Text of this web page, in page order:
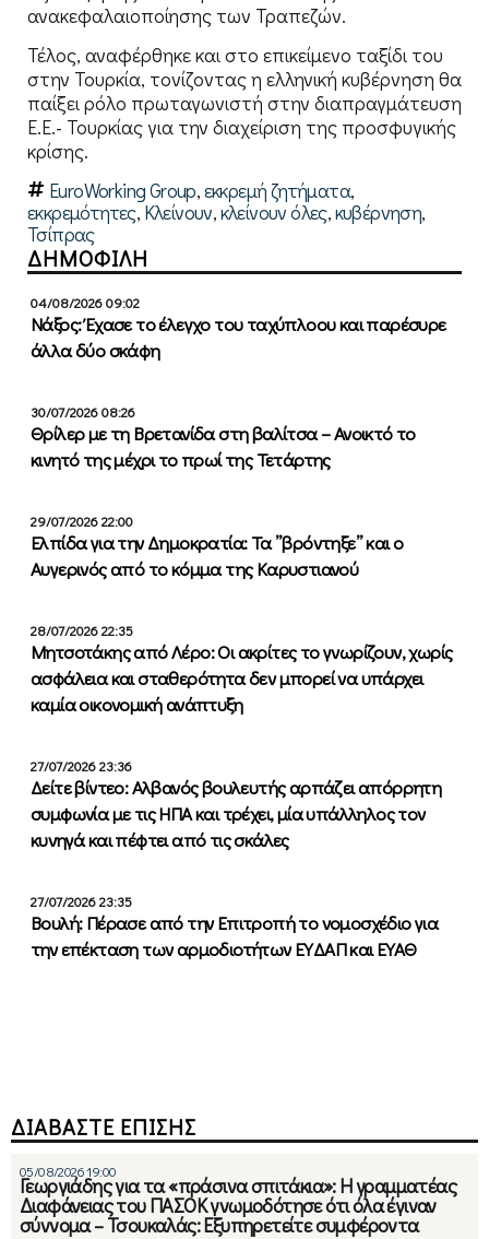
ανακεφαλαιοποίησης των Τραπεζών.
Τέλος, αναφέρθηκε και στο επικείμενο ταξίδι του
στην Τουρκία, τονίζοντας η ελληνική κυβέρνηση θα
παίξει ρόλο πρωταγωνιστή στην διαπραγμάτευση
Ε.Ε.- Τουρκίας για την διαχείριση της προσφυγικής
κρίσης.
EuroWorking Group,εκκρεμή ζητήματα,
εκκρεμότητες, Κλείνουν,κλείνουν όλες,κυβέρνηση,
Τσίπρας
ΔΗΜΟΦΙΛΗ
04/08/2026 09:02
Νάξος: Έχασε το έλεγχο του ταχύπλοου και παρέσυρε
άλλα δύο σκάφη
30/07/2026 08:26
Θρίλερ με τη Βρετανίδα στη βαλίτσα – Ανοικτό το
κινητό της μέχρι το πρωί της Τετάρτης
29/07/2026 22:00
Ελπίδα για την Δημοκρατία: Τα ”βρόντηξε” και ο
Αυγερινός από το κόμμα της Καρυστιανού
28/07/2026 22:35
Μητσοτάκης από Λέρο: Οι ακρίτες το γνωρίζουν, χωρίς
ασφάλεια και σταθερότητα δεν μπορεί να υπάρχει
καμία οικονομική ανάπτυξη
27/07/2026 23:36
Δείτε βίντεο: Αλβανός βουλευτής αρπάζει απόρρητη
συμφωνία με τις ΗΠΑ και τρέχει, μία υπάλληλος τον
κυνηγά και πέφτει από τις σκάλες
27/07/2026 23:35
Βουλή: Πέρασε από την Επιτροπή το νομοσχέδιο για
την επέκταση των αρμοδιοτήτων ΕΥΔΑΠ και ΕΥΑΘ
ΔΙΑΒΑΣΤΕ ΕΠΙΣΗΣ
05/08/2026 19:00
Γεωργιάδης για τα «πράσινα σπιτάκια»: Η γραμματέας
Διαφάνειας του ΠΑΣΟΚ γνωμοδότησε ότι όλα έγιναν
σύννομα – Τσουκαλάς: Εξυπηρετείτε συμφέροντα